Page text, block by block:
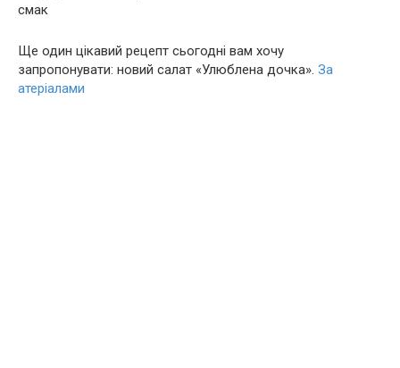
смак
Ще один цікавий рецепт сьогодні вам хочу
запропонувати: новий салат «Улюблена дочка». За
атеріалами